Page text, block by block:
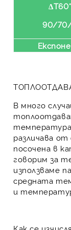
90/
В много
различава
посочена в
говорим за
използваме
средната
и